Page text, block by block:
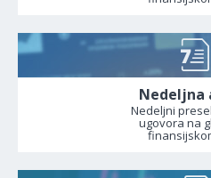
Nedeljna
Nedeljni
ugovora na